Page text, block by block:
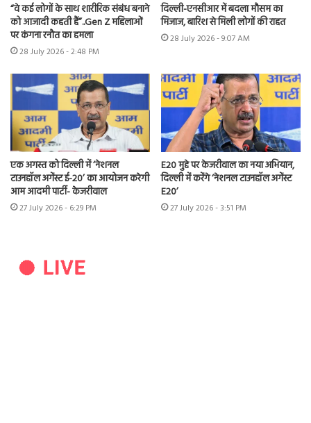
“वे कई लोगों के साथ शारीरिक संबंध बनाने
को आजादी कहती हैं”..Gen Z महिलाओं
पर कंगना रनौत का हमला
28 July 2026 - 2:48 PM
दिल्ली-एनसीआर में बदला मौसम का
मिजाज, बारिश से मिली लोगों की राहत
28 July 2026 - 9:07 AM
एक अगस्त को दिल्ली में ‘नेशनल
टाउनहॉल अगेंस्ट ई-20’ का आयोजन करेगी
आम आदमी पार्टी- केजरीवाल
27 July 2026 - 6:29 PM
E20 मुद्दे पर केजरीवाल का नया अभियान,
दिल्ली में करेंगे ‘नेशनल टाउनहॉल अगेंस्ट
E20’
27 July 2026 - 3:51 PM